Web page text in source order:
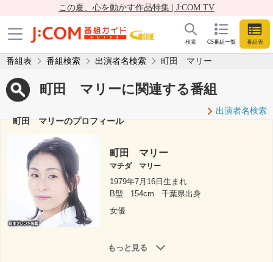
この夏、心を動かす作品特集 | J:COM TV
CS番組一覧 番組表
検索
番組表 番組検索 出演者名検索 町田 マリー
町田 マリーに関連する番組
出演者名検索
町田 マリーのプロフィール
町田 マリー
マチダ マリー
1979年7月16日生まれ
B型
154cm
千葉県出身
女優
もっと見る